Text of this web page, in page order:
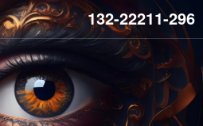
132-22211-296